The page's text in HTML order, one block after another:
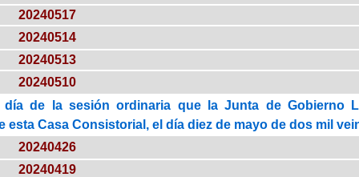
20240517
20240514
20240513
20240510
día de la sesión ordinaria que la Junta de Gobierno
esta Casa Consistorial, el día diez de mayo de dos mil
20240426
20240419